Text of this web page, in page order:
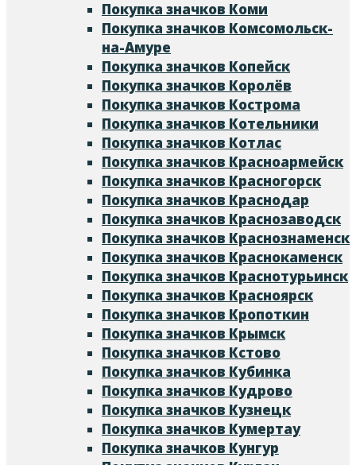
Покупка значков Коми
Покупка значков Комсомольск-
на-Амуре
Покупка значков Копейск
Покупка значков Королёв
Покупка значков Кострома
Покупка значков Котельники
Покупка значков Котлас
Покупка значков Красноармейск
Покупка значков Красногорск
Покупка значков Краснодар
Покупка значков Краснозаводск
Покупка значков Краснознаменск
Покупка значков Краснокаменск
Покупка значков Краснотурьинск
Покупка значков Красноярск
Покупка значков Кропоткин
Покупка значков Крымск
Покупка значков Кстово
Покупка значков Кубинка
Покупка значков Кудрово
Покупка значков Кузнецк
Покупка значков Кумертау
Покупка значков Кунгур